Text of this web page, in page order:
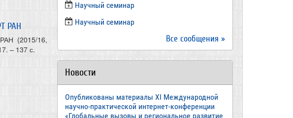
РАН
(2015/16,
– 137 с.
Научный семинар
​Научный семинар
Все сообщения »
Новости
Опубликованы материалы XI Международной
научно-практической интернет-конференции
«Глобальные вызовы и региональное развитие